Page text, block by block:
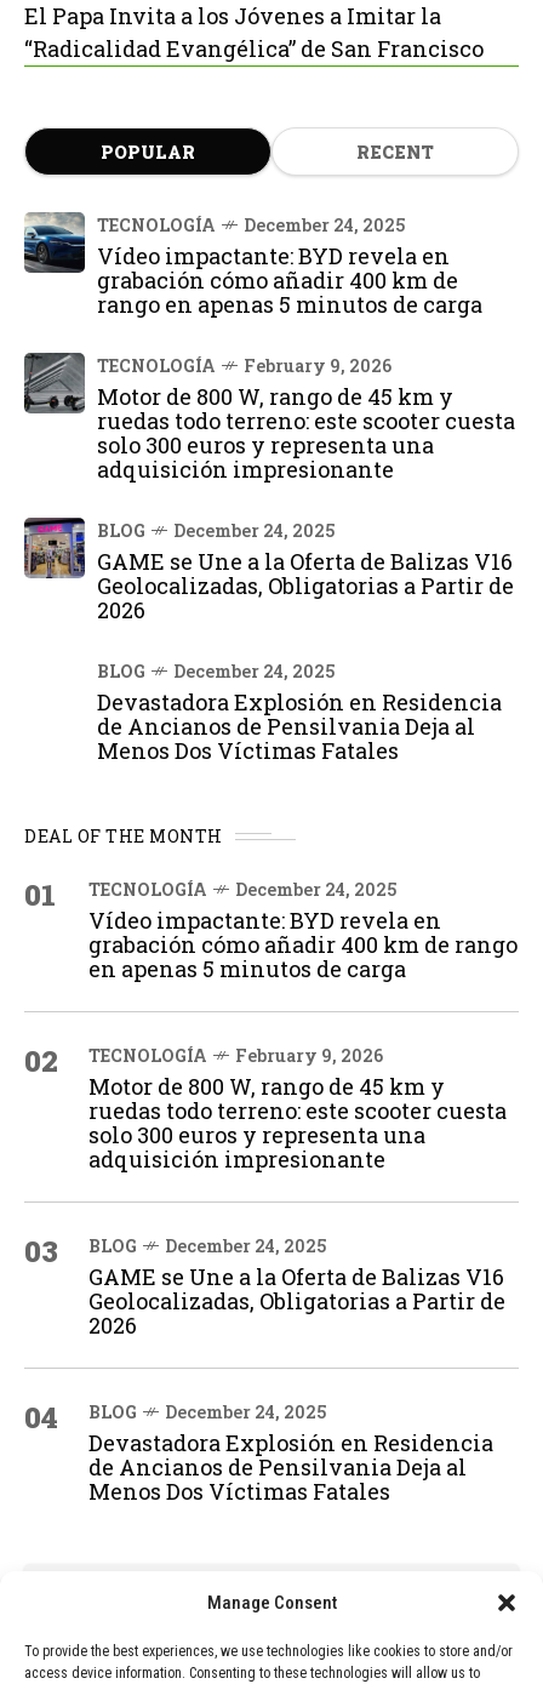
Manage Consent
To provide the best experiences, we use technologies like cookies to store and/or
access device information. Consenting to these technologies will allow us to
El Papa Invita a los Jóvenes a Imitar la
“Radicalidad Evangélica” de San Francisco
POPULAR RECENT
TECNOLOGÍA December 24, 2025
Vídeo impactante: BYD revela en
grabación cómo añadir 400 km de
rango en apenas 5 minutos de carga
TECNOLOGÍA February 9, 2026
Motor de 800 W, rango de 45 km y
ruedas todo terreno: este scooter cuesta
solo 300 euros y representa una
adquisición impresionante
BLOG December 24, 2025
GAME se Une a la Oferta de Balizas V16
Geolocalizadas, Obligatorias a Partir de
2026
BLOG December 24, 2025
Devastadora Explosión en Residencia
de Ancianos de Pensilvania Deja al
Menos Dos Víctimas Fatales
DEAL OF THE MONTH
01 TECNOLOGÍA December 24, 2025
Vídeo impactante: BYD revela en
grabación cómo añadir 400 km de rango
en apenas 5 minutos de carga
02 TECNOLOGÍA February 9, 2026
Motor de 800 W, rango de 45 km y
ruedas todo terreno: este scooter cuesta
solo 300 euros y representa una
adquisición impresionante
03 BLOG December 24, 2025
GAME se Une a la Oferta de Balizas V16
Geolocalizadas, Obligatorias a Partir de
2026
04 BLOG December 24, 2025
Devastadora Explosión en Residencia
de Ancianos de Pensilvania Deja al
Menos Dos Víctimas Fatales